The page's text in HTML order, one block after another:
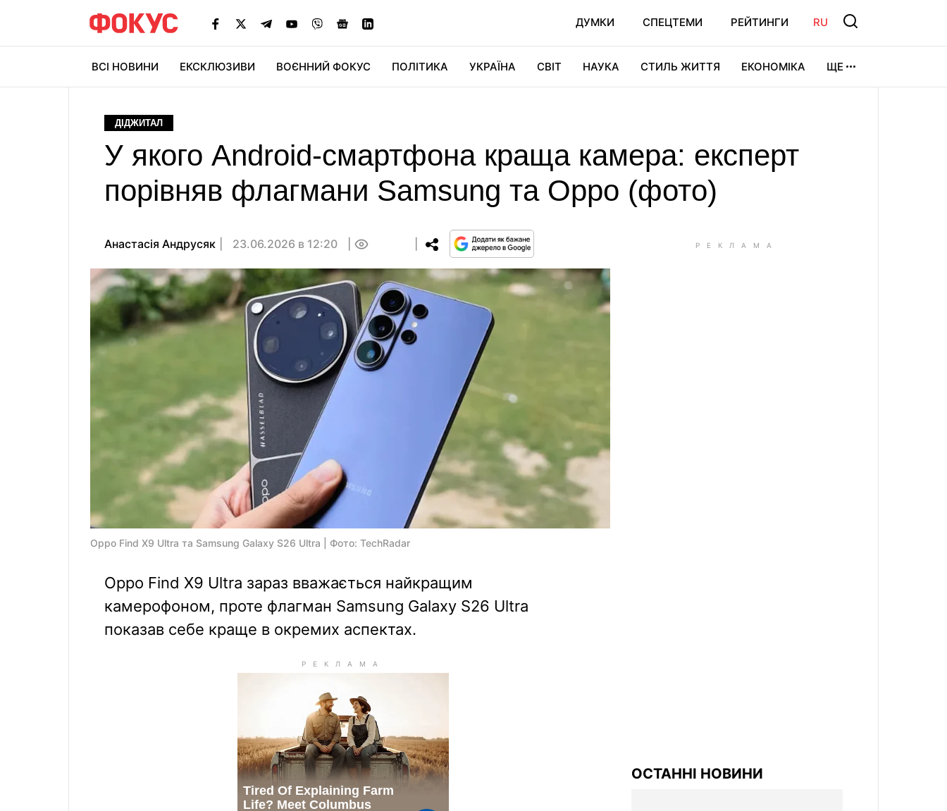
ДУМКИ СПЕЦТЕМИ РЕЙТИНГИ RU
ВСІ НОВИНИ ЕКСКЛЮЗИВИ ВОЄННИЙ ФОКУС ПОЛІТИКА УКРАЇНА СВІТ НАУКА СТИЛЬ ЖИТТЯ ЕКОНОМІКА ЩЕ
ДІДЖИТАЛ
У якого Android-смартфона краща камера: експерт
порівняв флагмани Samsung та Oppo (фото)
Анастасiя Андрусяк 23.06.2026 в 12:20
Oppo Find X9 Ultra та Samsung Galaxy S26 Ultra | Фото: TechRadar
Oppo Find X9 Ultra зараз вважається найкращим
камерофоном, проте флагман Samsung Galaxy S26 Ultra
показав себе краще в окремих аспектах.
ОСТАННІ НОВИНИ